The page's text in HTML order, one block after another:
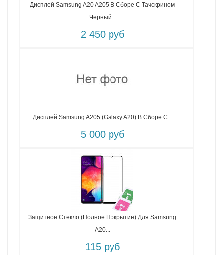
Дисплей Samsung A20 A205 В Сборе С Тачскрином
Черный...
2 450 руб
Дисплей Samsung A205 (Galaxy A20) В Сборе С...
5 000 руб
Защитное Стекло (Полное Покрытие) Для Samsung
A20...
115 руб